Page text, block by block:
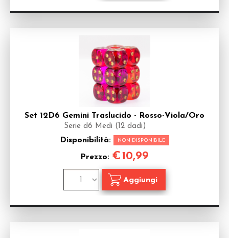
Set 12D6 Gemini Traslucido - Rosso-Viola/Oro
Serie d6 Medi (12 dadi)
Disponibilità: NON DISPONIBILE
Prezzo: €10,99